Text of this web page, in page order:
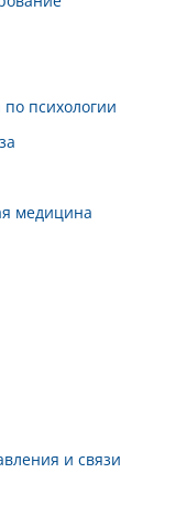
психологии
медицина
и связи